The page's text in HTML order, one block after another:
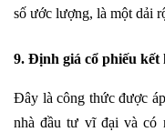
số ước lượng, là một dải
9. Định giá cổ phiếu
Đây là công thức được
nhà đầu tư vĩ đại và có